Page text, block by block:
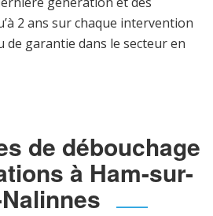
2 ans sur chaque intervention
de garantie dans le secteur en
de débouchage
à Ham-sur-